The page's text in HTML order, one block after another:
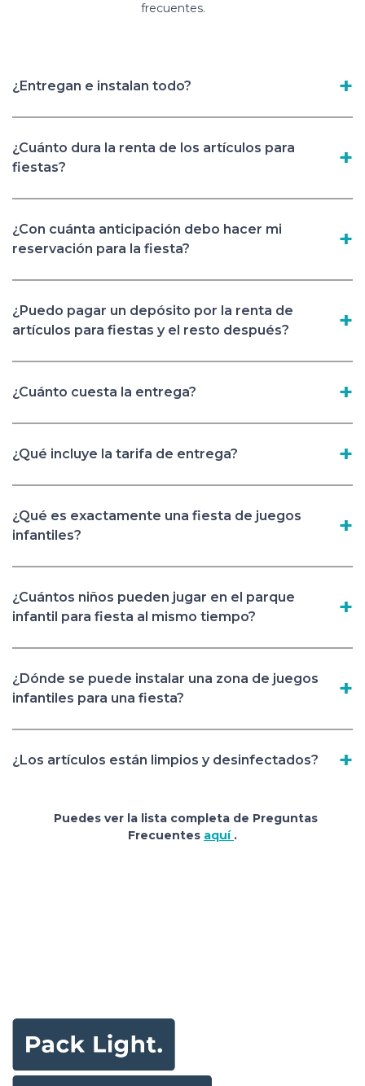
frecuentes.
¿Entregan e instalan todo?
¿Cuánto dura la renta de los artículos para
fiestas?
¿Con cuánta anticipación debo hacer mi
reservación para la fiesta?
¿Puedo pagar un depósito por la renta de
artículos para fiestas y el resto después?
¿Cuánto cuesta la entrega?
¿Qué incluye la tarifa de entrega?
¿Qué es exactamente una fiesta de juegos
infantiles?
¿Cuántos niños pueden jugar en el parque
infantil para fiesta al mismo tiempo?
¿Dónde se puede instalar una zona de juegos
infantiles para una fiesta?
¿Los artículos están limpios y desinfectados?
Puedes ver la lista completa de Preguntas
Frecuentes aquí .